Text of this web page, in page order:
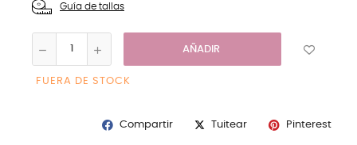
Guía de tallas
AÑADIR
FUERA DE STOCK
Compartir Tuitear Pinterest